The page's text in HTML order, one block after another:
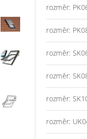
rozměr:
rozměr:
rozměr:
rozměr:
rozměr:
rozměr: